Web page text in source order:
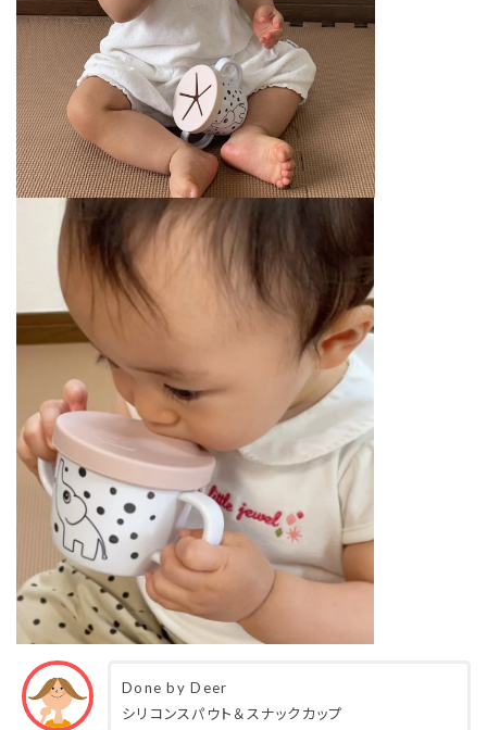
Done by Deer
シリコンスパウト＆スナックカップ